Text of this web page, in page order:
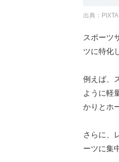
出典：PIXTA
スポーツ
ツに特化
例えば、
ように軽
かりとホ
さらに、
ーツに集